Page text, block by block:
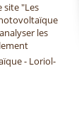
site "Les
les
- Loriol-